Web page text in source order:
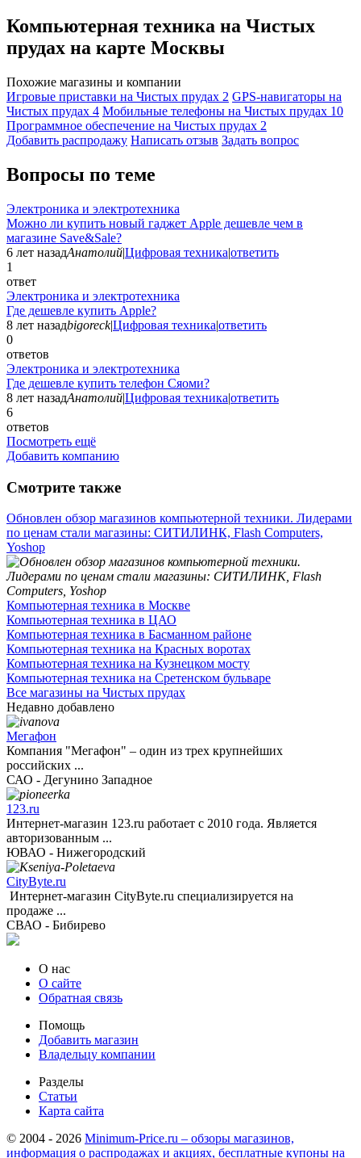
Компьютерная техника на Чистых
прудах на карте Москвы
Похожие магазины и компании
Игровые приставки на Чистых прудах 2 GPS-навигаторы на
Чистых прудах 4 Мобильные телефоны на Чистых прудах 10
Программное обеспечение на Чистых прудах 2
Добавить раcпродажу Написать отзыв Задать вопрос
Вопросы по теме
Электроника и электротехника
Можно ли купить новый гаджет Apple дешевле чем в
магазине Save&Sale?
6 лет назадАнатолий|Цифровая техника|ответить
1
ответ
Электроника и электротехника
Где дешевле купить Apple?
8 лет назадbigoreck|Цифровая техника|ответить
0
ответов
Электроника и электротехника
Где дешевле купить телефон Сяоми?
8 лет назадАнатолий|Цифровая техника|ответить
6
ответов
Посмотреть ещё
Добавить компанию
Смотрите также
Обновлен обзор магазинов компьютерной техники. Лидерами
по ценам стали магазины: СИТИЛИНК, Flash Computers,
Yoshop
Компьютерная техника в Москве
Компьютерная техника в ЦАО
Компьютерная техника в Басманном районе
Компьютерная техника на Красных воротах
Компьютерная техника на Кузнецком мосту
Компьютерная техника на Сретенском бульваре
Все магазины на Чистых прудах
Недавно добавлено
Мегафон
Компания "Мегафон" – один из трех крупнейших
российских ...
САО - Дегунино Западное
123.ru
Интернет-магазин 123.ru работает с 2010 года. Является
авторизованным ...
ЮВАО - Нижегородский
CityByte.ru
Интернет-магазин CityByte.ru специализируется на
продаже ...
СВАО - Бибирево
О нас
О сайте
Обратная связь
Помощь
Добавить магазин
Владельцу компании
Разделы
Статьи
Карта сайта
© 2004 - 2026 Minimum-Price.ru – обзоры магазинов,
информация о распродажах и акциях, бесплатные купоны на